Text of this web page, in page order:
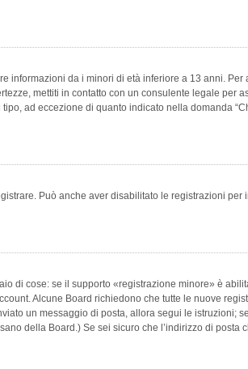
informazioni da i minori di età inferiore a 13 anni.
mettiti in contatto con un consulente legale per
ad eccezione di quanto indicato nella domanda
Può anche aver disabilitato le registrazioni
di cose: se il supporto «registrazione minore» è
Alcune Board richiedono che tutte le nuove
un messaggio di posta, allora segui le istruzioni;
della Board.) Se sei sicuro che l’indirizzo di posta